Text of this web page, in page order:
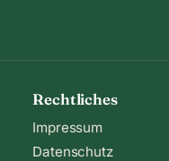
Rechtliches
Impressum
Datenschutz